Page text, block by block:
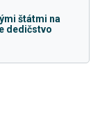
štátmi na
dedičstvo